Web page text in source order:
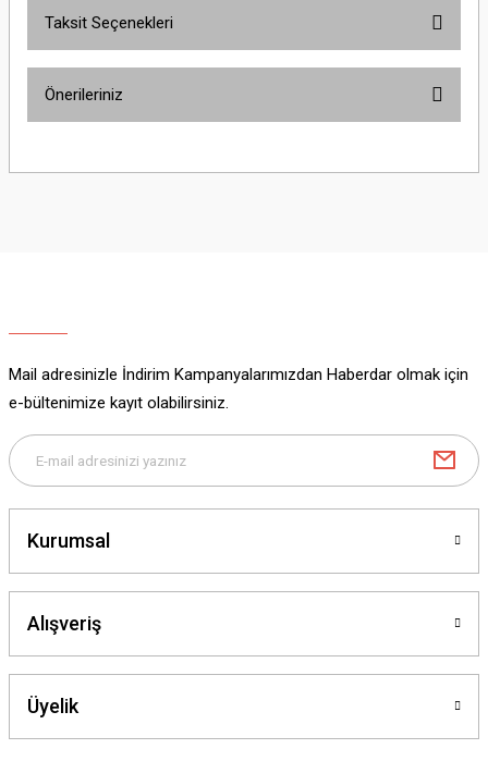
Taksit Seçenekleri
Önerileriniz
yetersiz gördüğünüz noktaları öneri formunu kullanarak tarafımıza
Bu ürüne benzer farklı alternatifler olmalı.
Mail adresinizle İndirim Kampanyalarımızdan Haberdar olmak için
e-bültenimize kayıt olabilirsiniz.
Kurumsal
Alışveriş
Üyelik